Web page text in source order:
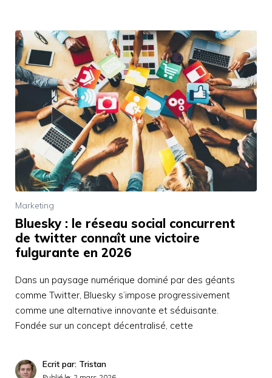
Marketing
Bluesky : le réseau social concurrent
de twitter connaît une victoire
fulgurante en 2026
Dans un paysage numérique dominé par des géants
comme Twitter, Bluesky s’impose progressivement
comme une alternative innovante et séduisante.
Fondée sur un concept décentralisé, cette
Ecrit par: Tristan